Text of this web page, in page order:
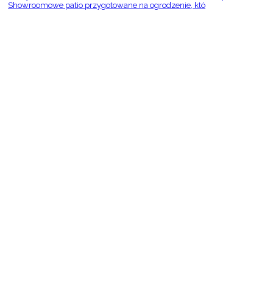
Showroomowe patio przygotowane na ogrodzenie, któ